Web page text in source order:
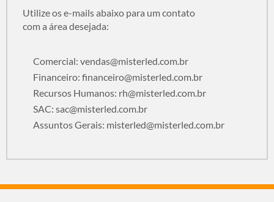
Utilize os e-mails abaixo para um contato
com a área desejada:
Comercial: vendas@misterled.com.br
Financeiro: financeiro@misterled.com.br
Recursos Humanos: rh@misterled.com.br
SAC: sac@misterled.com.br
Assuntos Gerais: misterled@misterled.com.br